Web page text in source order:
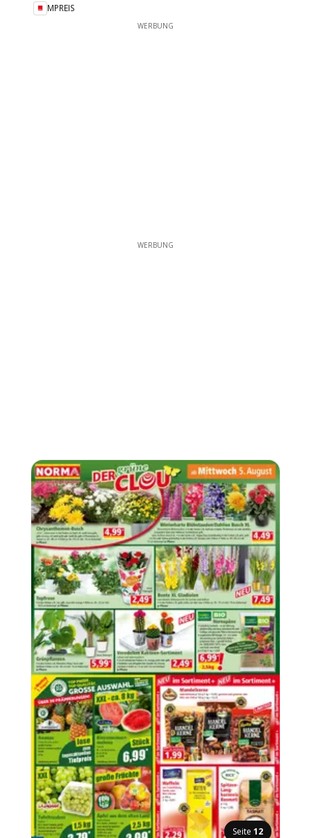
MPREIS
WERBUNG
WERBUNG
Seite 12